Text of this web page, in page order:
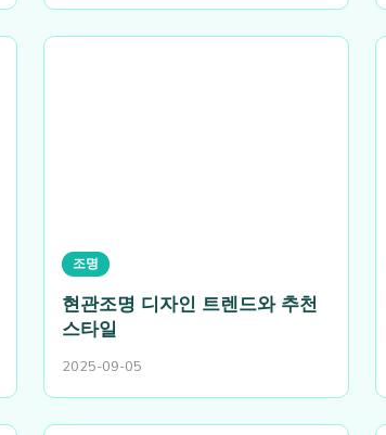
조명
현관조명 디자인 트렌드와 추천
스타일
2025-09-05